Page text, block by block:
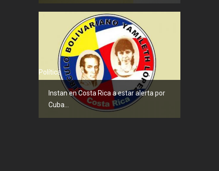
Política
Instan en Costa Rica a estar alerta por
Cuba...